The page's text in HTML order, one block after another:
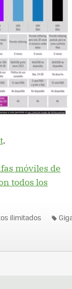
.
móviles de
todos los
ilimitados